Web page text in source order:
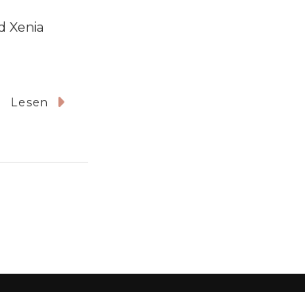
Xenia
Lesen